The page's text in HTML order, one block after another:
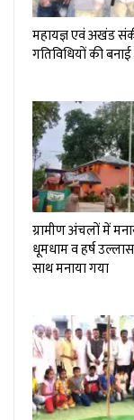
महायज्ञ एवं अखंड
गतिविधियों की बनाई
ग्रामीण अंचलों में
धूमधाम व हर्ष
साथ मनाया गया